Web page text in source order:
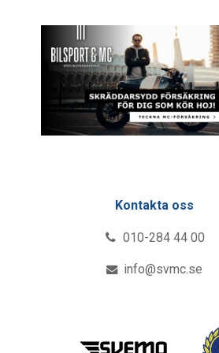
Kontakta oss
010-284 44 00
info@svmc.se